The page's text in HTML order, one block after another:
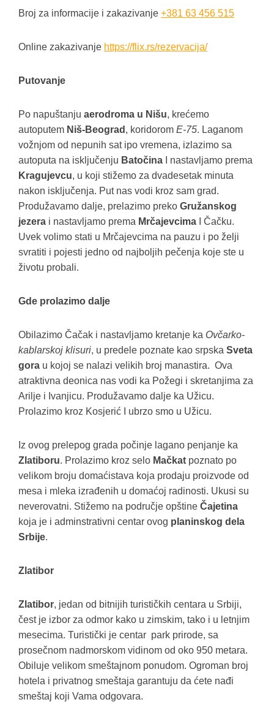
Broj za informacije i zakazivanje +381 63 456 515
Online zakazivanje https://flix.rs/rezervacija/
Putovanje
Po napuštanju aerodroma u Nišu, krećemo
autoputem Niš-Beograd , koridorom E-75. Laganom
vožnjom od nepunih sat ipo vremena, izlazimo sa
autoputa na isključenju Batočina I nastavljamo prema
Kragujevcu, u koji stižemo za dvadesetak minuta
nakon isključenja. Put nas vodi kroz sam grad.
Produžavamo dalje, prelazimo preko Gružanskog
jezera i nastavljamo prema Mrčajevcima I Čačku.
Uvek volimo stati u Mrčajevcima na pauzu i po želji
svratiti i pojesti jedno od najboljih pečenja koje ste u
životu probali.
Gde prolazimo dalje
Obilazimo Čačak i nastavljamo kretanje ka Ovčarko-
kablarskoj klisuri, u predele poznate kao srpska Sveta
gora u kojoj se nalazi velikih broj manastira. Ova
atraktivna deonica nas vodi ka Požegi i skretanjima za
Arilje i Ivanjicu. Produžavamo dalje ka Užicu.
Prolazimo kroz Kosjerić I ubrzo smo u Užicu.
Iz ovog prelepog grada počinje lagano penjanje ka
Zlatiboru. Prolazimo kroz selo Mačkat poznato po
velikom broju domaćistava koja prodaju proizvode od
mesa i mleka izrađenih u domaćoj radinosti. Ukusi su
neverovatni. Stižemo na područje opštine Čajetina
koja je i adminstrativni centar ovog planinskog dela
Srbije.
Zlatibor
Zlatibor, jedan od bitnijih turističkih centara u Srbiji,
čest je izbor za odmor kako u zimskim, tako i u letnjim
mesecima. Turistički je centar park prirode, sa
prosečnom nadmorskom vidinom od oko 950 metara.
Obiluje velikom smeštajnom ponudom. Ogroman broj
hotela i privatnog smeštaja garantuju da ćete nađi
smeštaj koji Vama odgovara.